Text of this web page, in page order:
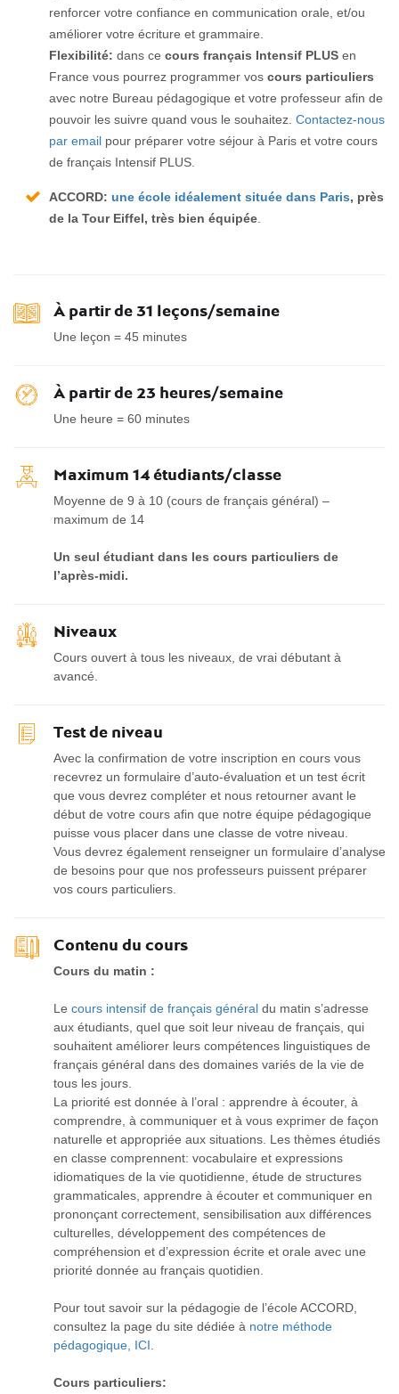
renforcer votre confiance en communication orale, et/ou
améliorer votre écriture et grammaire.
Flexibilité: dans ce cours français Intensif PLUS en
France vous pourrez programmer vos cours particuliers
avec notre Bureau pédagogique et votre professeur afin de
pouvoir les suivre quand vous le souhaitez. Contactez-nous
par email pour préparer votre séjour à Paris et votre cours
de français Intensif PLUS.
ACCORD: une école idéalement située dans Paris, près
de la Tour Eiffel, très bien équipée.
À partir de 31 leçons/semaine
Une leçon = 45 minutes
À partir de 23 heures/semaine
Une heure = 60 minutes
Maximum 14 étudiants/classe
Moyenne de 9 à 10 (cours de français général) –
maximum de 14
Un seul étudiant dans les cours particuliers de
l’après-midi.
Niveaux
Cours ouvert à tous les niveaux, de vrai débutant à
avancé.
Test de niveau
Avec la confirmation de votre inscription en cours vous
recevrez un formulaire d’auto-évaluation et un test écrit
que vous devrez compléter et nous retourner avant le
début de votre cours afin que notre équipe pédagogique
puisse vous placer dans une classe de votre niveau.
Vous devrez également renseigner un formulaire d’analyse
de besoins pour que nos professeurs puissent préparer
vos cours particuliers.
Contenu du cours
Cours du matin :
Le cours intensif de français général du matin s’adresse
aux étudiants, quel que soit leur niveau de français, qui
souhaitent améliorer leurs compétences linguistiques de
français général dans des domaines variés de la vie de
tous les jours.
La priorité est donnée à l’oral : apprendre à écouter, à
comprendre, à communiquer et à vous exprimer de façon
naturelle et appropriée aux situations. Les thèmes étudiés
en classe comprennent: vocabulaire et expressions
idiomatiques de la vie quotidienne, étude de structures
grammaticales, apprendre à écouter et communiquer en
prononçant correctement, sensibilisation aux différences
culturelles, développement des compétences de
compréhension et d’expression écrite et orale avec une
priorité donnée au français quotidien.
Pour tout savoir sur la pédagogie de l’école ACCORD,
consultez la page du site dédiée à notre méthode
pédagogique, ICI.
Cours particuliers: